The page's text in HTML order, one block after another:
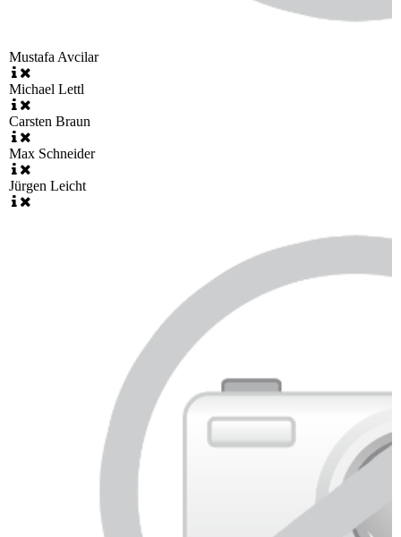
Mustafa Avcilar
Michael Lettl
Carsten Braun
Max Schneider
Jürgen Leicht